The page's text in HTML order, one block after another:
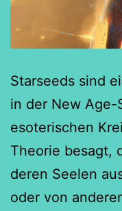
Starseeds sind
in der New
esoterischen
Theorie besagt,
deren Seelen
oder von